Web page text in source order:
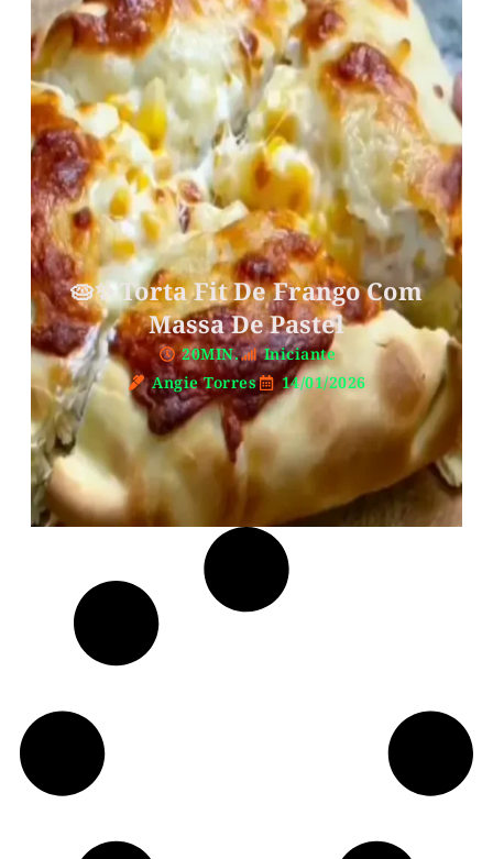
🥧✨ Torta Fit De Frango Com
Massa De Pastel
20MIN.
Iniciante
Angie Torres
14/01/2026